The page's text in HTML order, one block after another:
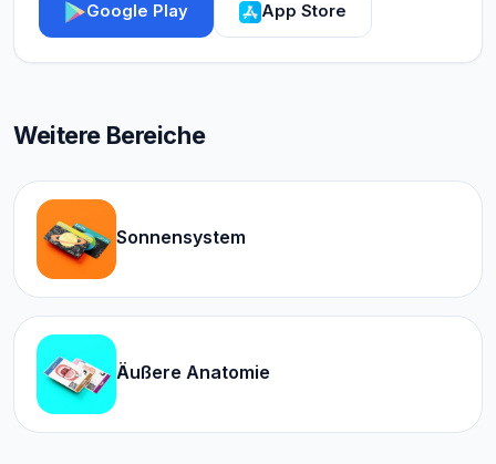
Google Play App Store
Weitere Bereiche
Sonnensystem
Äußere Anatomie